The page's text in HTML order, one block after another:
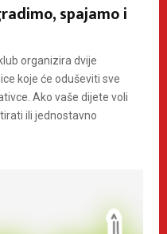
spajamo i
organizira dvije
koje će oduševiti sve
Ako vaše dijete voli
ili jednostavno